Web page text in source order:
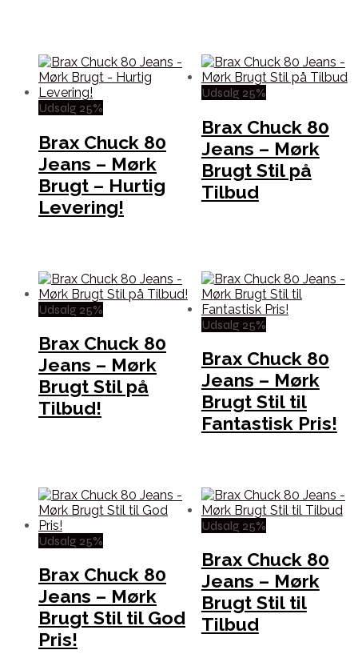
Udsalg 25%
Brax Chuck 80
Jeans – Mørk
Brugt – Hurtig
Levering!
Udsalg 25%
Brax Chuck 80
Jeans – Mørk
Brugt Stil på
Tilbud
Udsalg 25%
Brax Chuck 80
Jeans – Mørk
Brugt Stil på
Tilbud!
Udsalg 25%
Brax Chuck 80
Jeans – Mørk
Brugt Stil til
Fantastisk Pris!
Udsalg 25%
Brax Chuck 80
Jeans – Mørk
Brugt Stil til God
Pris!
Udsalg 25%
Brax Chuck 80
Jeans – Mørk
Brugt Stil til
Tilbud